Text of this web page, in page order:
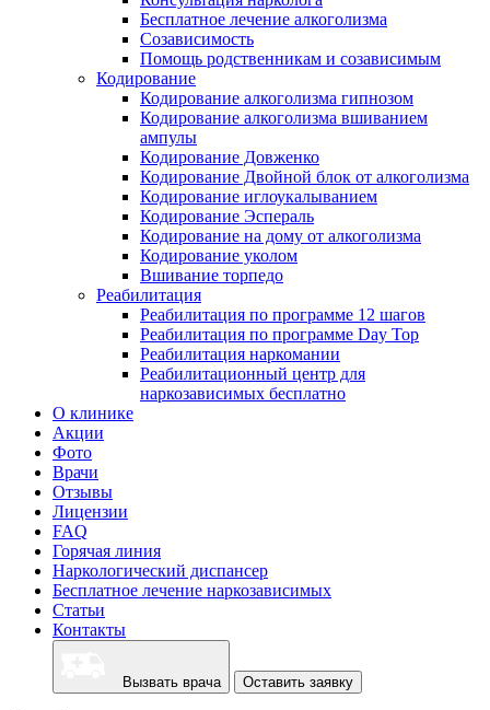
Бесплатное лечение алкоголизма
Созависимость
Помощь родственникам и созависимым
Кодирование
Кодирование алкоголизма гипнозом
Кодирование алкоголизма вшиванием
ампулы
Кодирование Довженко
Кодирование Двойной блок от алкоголизма
Кодирование иглоукалыванием
Кодирование Эспераль
Кодирование на дому от алкоголизма
Кодирование уколом
Вшивание торпедо
Реабилитация
Реабилитация по программе 12 шагов
Реабилитация по программе Day Top
Реабилитация наркомании
Реабилитационный центр для
наркозависимых бесплатно
О клинике
Акции
Фото
Врачи
Отзывы
Лицензии
FAQ
Горячая линия
Наркологический диспансер
Бесплатное лечение наркозависимых
Статьи
Контакты
Вызвать врача Оставить заявку